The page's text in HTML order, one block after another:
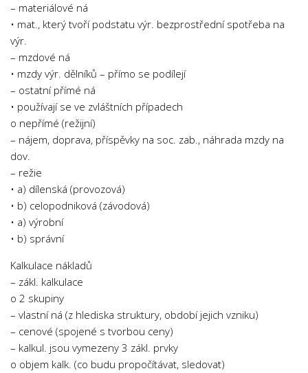
– materiálové ná
• mat., který tvoří podstatu výr. bezprostřední spotřeba na
výr.
– mzdové ná
• mzdy výr. dělníků – přímo se podílejí
– ostatní přímé ná
• používají se ve zvláštních případech
o nepřímé (režijní)
– nájem, doprava, příspěvky na soc. zab., náhrada mzdy na
dov.
– režie
• a) dílenská (provozová)
• b) celopodniková (závodová)
• a) výrobní
• b) správní
Kalkulace nákladů
– zákl. kalkulace
o 2 skupiny
– vlastní ná (z hlediska struktury, období jejich vzniku)
– cenové (spojené s tvorbou ceny)
– kalkul. jsou vymezeny 3 zákl. prvky
o objem kalk. (co budu propočítávat, sledovat)